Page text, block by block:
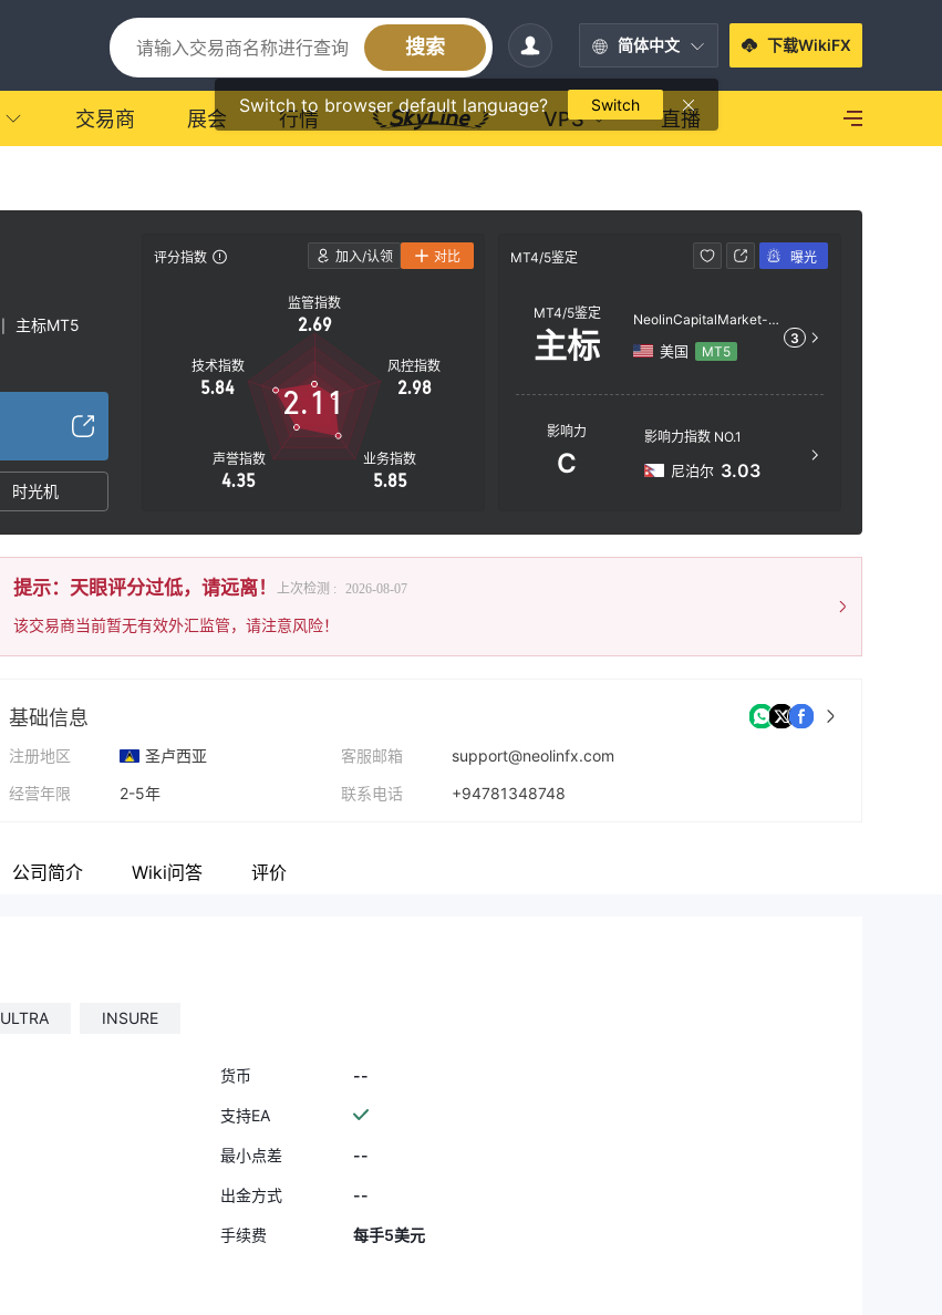
搜索 简体中文
Switch to browser default language? Switch
下载WikiFX
交易商 展会 行情 VPS 直播
主标MT5
时光机
评分指数
监管指数
2.69
技术指数
5.84
声誉指数
4.35
业务指数
5.85
风控指数
2.98
2.11
MT4/5鉴定
MT4/5鉴定
主标
NeolinCapitalMarket-S
美国 MT5
3
影响力
C
影响力指数 NO.1
尼泊尔 3.03
加入/认领 对比 曝光
提示：天眼评分过低，请远离！ 上次检测 : 2026-08-07
该交易商当前暂无有效外汇监管，请注意风险！
基础信息
注册地区
圣卢西亚
经营年限
2-5年
客服邮箱
support@neolinfx.com
联系电话
+94781348748
公司简介 Wiki问答 评价
ULTRA INSURE
货币 --
支持EA
最小点差 --
出金方式 --
手续费 每手5美元